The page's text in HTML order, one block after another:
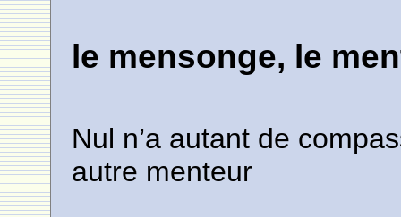
le mensonge, le
Nul n’a autant de
autre menteur